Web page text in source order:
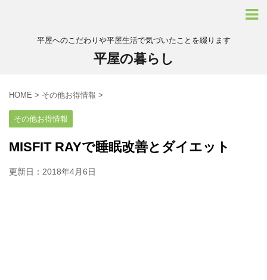
平屋へのこだわりや平屋生活で気づいたことを綴ります
平屋の暮らし
HOME > その他お得情報 >
その他お得情報
MISFIT RAYで睡眠改善とダイエット
更新日： 2018年4月6日